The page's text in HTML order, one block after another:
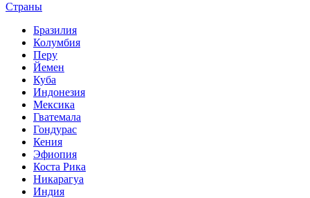
Страны
Бразилия
Колумбия
Перу
Йемен
Куба
Индонезия
Мексика
Гватемала
Гондурас
Кения
Эфиопия
Коста Рика
Никарагуа
Индия